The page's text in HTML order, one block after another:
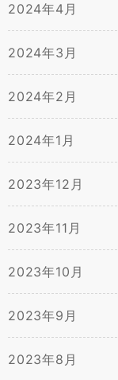
2024年4月
2024年3月
2024年2月
2024年1月
2023年12月
2023年11月
2023年10月
2023年9月
2023年8月